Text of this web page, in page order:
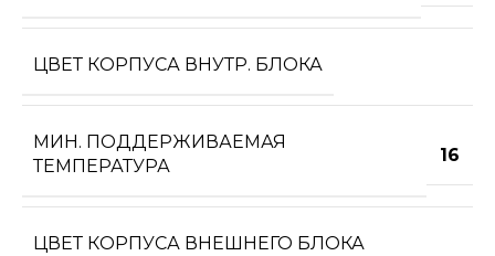
ЦВЕТ КОРПУСА ВНУТР. БЛОКА
МИН. ПОДДЕРЖИВАЕМАЯ
ТЕМПЕРАТУРА
16
ЦВЕТ КОРПУСА ВНЕШНЕГО БЛОКА